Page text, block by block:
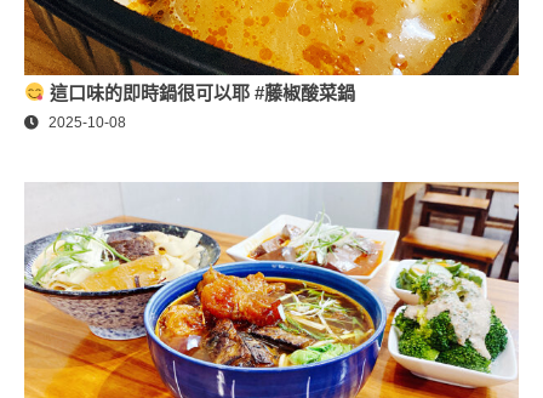
這口味的即時鍋很可以耶 #藤椒酸菜鍋
2025-10-08